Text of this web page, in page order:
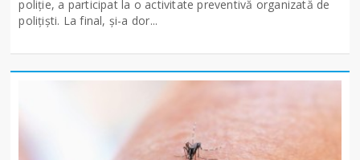
poliție, a participat la o activitate preventivă organizată de
polițiști. La final, și-a dor...